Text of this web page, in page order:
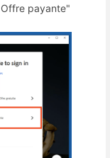
payante"